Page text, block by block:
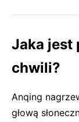
Jaka jest
chwili?
Anqing
głową